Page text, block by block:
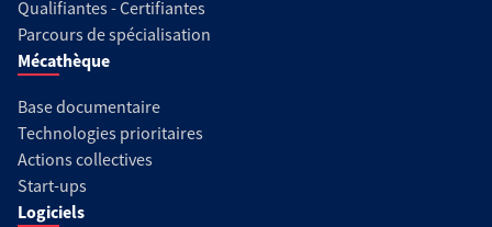
Qualifiantes - Certifiantes
Parcours de spécialisation
Mécathèque
Base documentaire
Technologies prioritaires
Actions collectives
Start-ups
Logiciels